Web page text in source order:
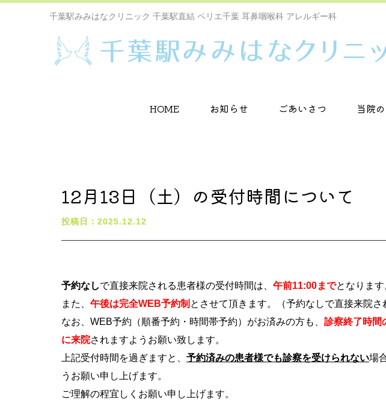
千葉駅みみはなクリニック 千葉駅直結 ペリエ千葉 耳鼻咽喉科 アレルギー科
HOME お知らせ ごあいさつ 当院
12月13日（土）の受付時間について
投稿日：2025.12.12
予約なしで直接来院される患者様の受付時間は、 午前11:00までとなります
また、 午後は完全WEB予約制 とさせて頂きます。（予約なしで直接来院さ
なお、WEB予約（順番予約・時間帯予約）がお済みの方も、 診察終了時間
に来院されますようお願い致します。
上記受付時間を過ぎますと、 予約済みの患者様でも診察を受けられない場
うお願い申し上げます。
ご理解の程宜しくお願い申し上げます。